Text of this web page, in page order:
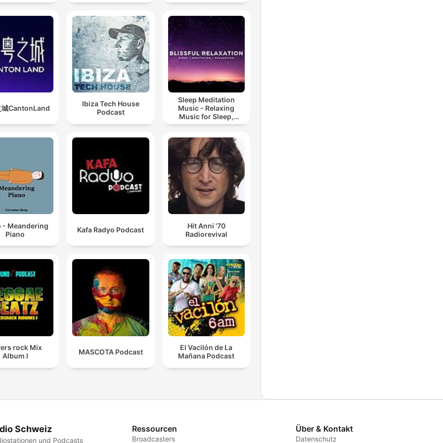
城CantonLand
Ibiza Tech House
Podcast
Sleep Meditation
Music - Relaxing
Music for Sleep,
Meditation &
- Meandering
Piano
Kafa Radyo Podcast
Hit Anni '70
Radiorevival
rock Mix
Album I
MASCOTA Podcast
El Vacilón de La
Mañana Podcast
Schweiz
und Podcasts
Ressourcen
Broadcasters
Über & Kontakt
Datenschutz